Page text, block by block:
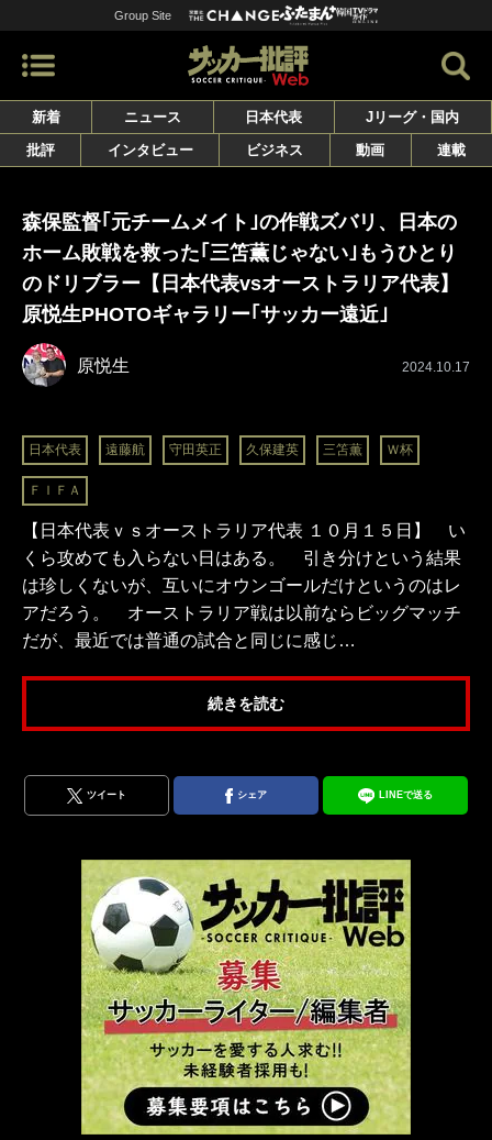
Group Site
新着 ニュース 日本代表
Jリーグ・国内
批評
インタビュー ビジネス 動画 連載
森保監督｢元チームメイト｣の作戦ズバリ、日本の
ホーム敗戦を救った｢三笘薫じゃない｣もうひとり
のドリブラー【日本代表vsオーストラリア代表】
原悦生PHOTOギャラリー｢サッカー遠近｣
原悦生 2024.10.17
日本代表 遠藤航 守田英正 久保建英 三笘薫 Ｗ杯
ＦＩＦＡ
【日本代表ｖｓオーストラリア代表 １０月１５日】 い
くら攻めても入らない日はある。 引き分けという結果
は珍しくないが、互いにオウンゴールだけというのはレ
アだろう。 オーストラリア戦は以前ならビッグマッチ
だが、最近では普通の試合と同じに感じ…
続きを読む
ツイート シェア LINEで送る